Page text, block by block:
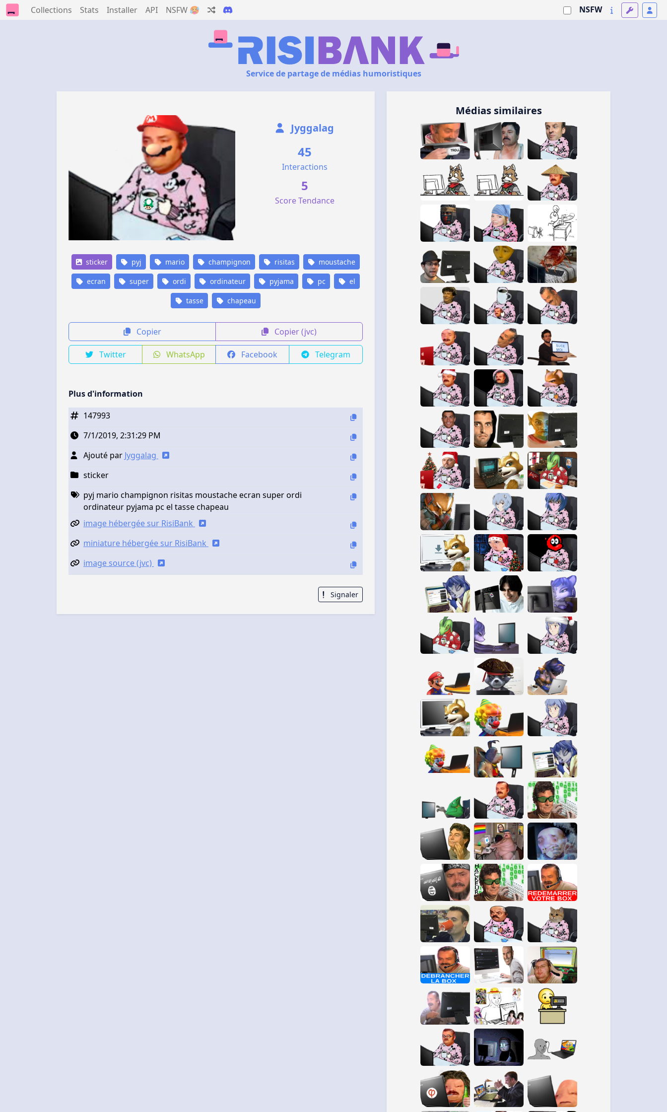
Collections Stats Installer API NSFW 🥵 NSFW
Service de partage de médias humoristiques
Jyggalag
45
Interactions
5
Score Tendance
sticker pyj mario champignon risitas moustache
ecran super ordi ordinateur pyjama pc el
tasse chapeau
Copier Copier (jvc)
Twitter WhatsApp Facebook Telegram
Plus d'information
147993
7/1/2019, 2:31:29 PM
Ajouté par Jyggalag
sticker
pyj mario champignon risitas moustache ecran super ordi
ordinateur pyjama pc el tasse chapeau
image hébergée sur RisiBank
miniature hébergée sur RisiBank
image source (jvc)
Signaler
Médias similaires